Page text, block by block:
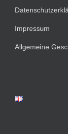
Impressum
Allgemeine